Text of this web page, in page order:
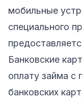
мобильные
специального
Банковские
оплату займа
банковских